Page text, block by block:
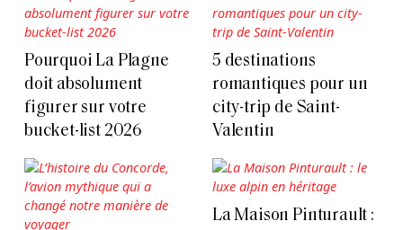
Pourquoi La Plagne
doit absolument
figurer sur votre
bucket-list 2026
5 destinations
romantiques pour un
city-trip de Saint-
Valentin
La Maison Pinturault :